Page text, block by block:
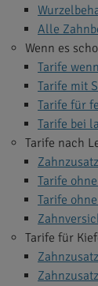
Alle
Wenn es
Tarife
Tarife mit
Tarife für
Tarife bei
Tarife nach
Tarife
Tarife
Tarife für